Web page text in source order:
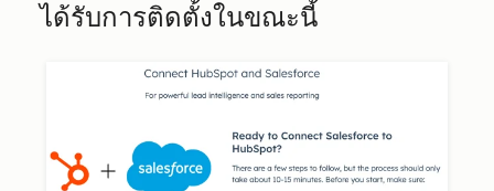
ได้รับการติดตั้งในขณะนี้